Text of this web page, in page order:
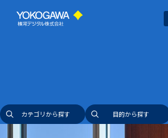
AI First Manufacturing
カテゴリから探す 目的から探す
労働力改善
品質安定化
予知保全
製造工程最適化
作業標準化
省人化・自動化
ESG・サステナビリティ強化
人材育成・教育
現場改善
属人化解消